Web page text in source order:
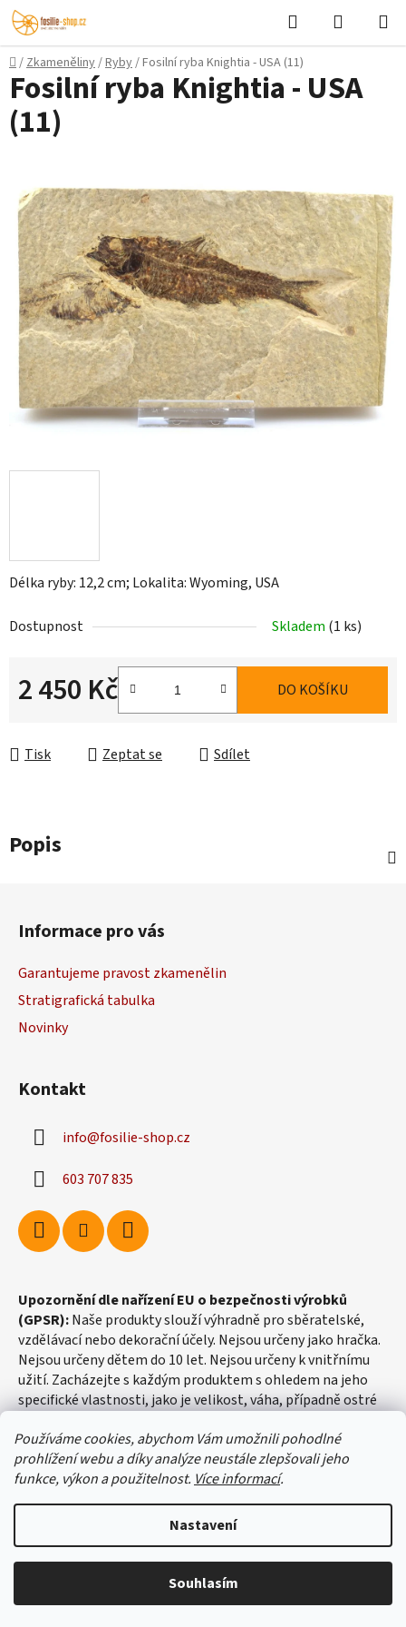
Používáme cookies, abychom Vám umožnili pohodlné
prohlížení webu a díky analýze neustále zlepšovali jeho
funkce, výkon a použitelnost. Více informací.
Nastavení
Souhlasím
Přejít
na
obsah
Hledat
KOŠÍK
Domů
/Zkameněliny/Ryby/Fosilní ryba Knightia - USA (11)
Délka ryby: 12,2 cm; Lokalita: Wyoming, USA
Dostupnost Skladem (1 ks)
2 450 Kč DO KOŠÍKU
Tisk Zeptat se Sdílet
Fosilní ryba Knightia - USA
(11)
Popis
Informace pro vás
Garantujeme pravost zkamenělin
Stratigrafická tabulka
Novinky
Kontakt
info@fosilie-shop.cz
603 707 835
Upozornění dle nařízení EU o bezpečnosti výrobků
(GPSR):Naše produkty slouží výhradně pro sběratelské,
vzdělávací nebo dekorační účely. Nejsou určeny jako hračka.
Nejsou určeny dětem do 10 let. Nejsou určeny k vnitřnímu
užití. Zacházejte s každým produktem s ohledem na jeho
specifické vlastnosti, jako je velikost, váha, případně ostré
Vytvořil Shoptet
fosilie-shop.cz. Všechna práva vyhrazena.
Upravit nastavení cookies